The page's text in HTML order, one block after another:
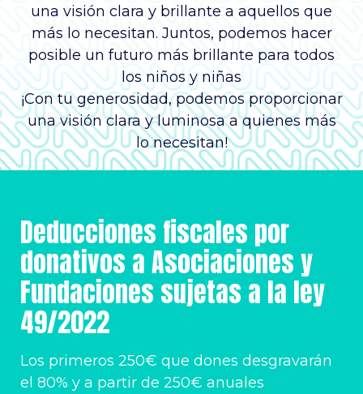
una visión clara y brillante a aquellos que
más lo necesitan. Juntos, podemos hacer
posible un futuro más brillante para todos
los niños y niñas
¡Con tu generosidad, podemos proporcionar
una visión clara y luminosa a quienes más
lo necesitan!
Deducciones fiscales por
donativos a Asociaciones y
Fundaciones sujetas a la ley
49/2022
Los primeros 250€ que dones desgravarán
el 80% y a partir de 250€ anuales